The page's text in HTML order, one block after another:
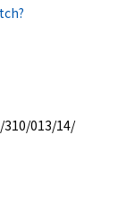
013/14/